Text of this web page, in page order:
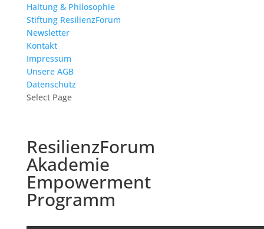
Haltung & Philosophie
Stiftung ResilienzForum
Newsletter
Kontakt
Impressum
Unsere AGB
Datenschutz
Select Page
ResilienzForum
Akademie
Empowerment
Programm